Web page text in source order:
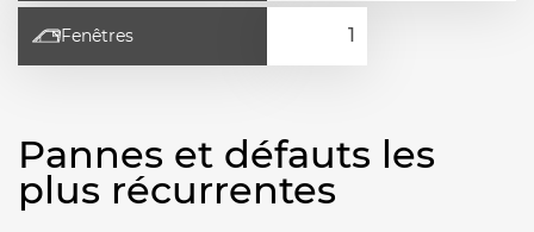
Fenêtres
Pannes et défauts les
plus récurrentes